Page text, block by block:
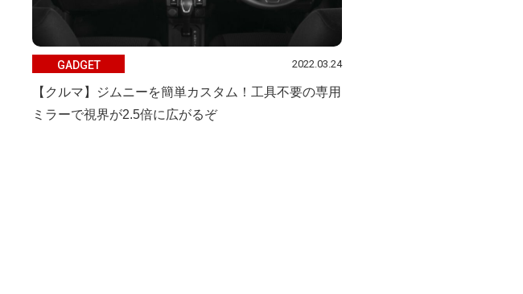
GADGET 2022.03.24
【クルマ】ジムニーを簡単カスタム！工具不要の専用
ミラーで視界が2.5倍に広がるぞ